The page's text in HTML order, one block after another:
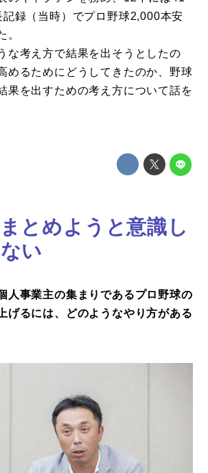
ス
わせ
録（当時）でプロ野球2,000本安
。
な考え方で結果を出そうとしたの
めるためにどうしてきたのか、野球
果を出すための考え方について話を
とめようと意識し
い
人事業主の集まりであるプロ野球の
げるには、どのようなやり方がある